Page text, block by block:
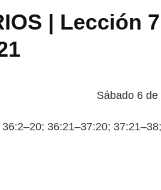
| Lección 7
Sábado 6 de
36:21–37:20;